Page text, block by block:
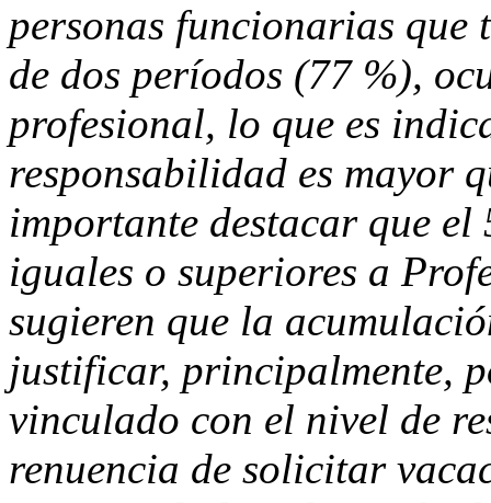
personas funcionarias que
de dos períodos (77 %),
profesional, lo que es
responsabilidad es mayor
importante destacar que
iguales o superiores a
sugieren que la
justificar, principalmente,
vinculado con el nivel de
renuencia de solicitar